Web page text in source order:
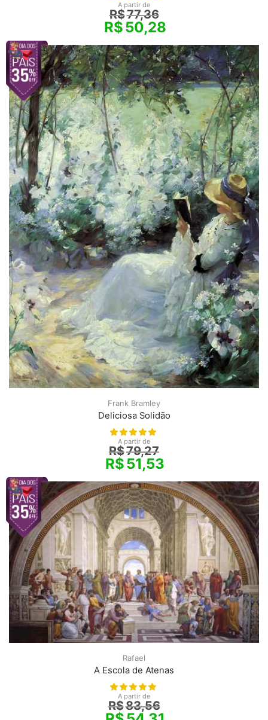
A partir de
R$77,36
R$50,28
Frank Bramley
Deliciosa Solidão
A partir de
R$79,27
R$51,53
Rafael
A Escola de Atenas
A partir de
R$83,56